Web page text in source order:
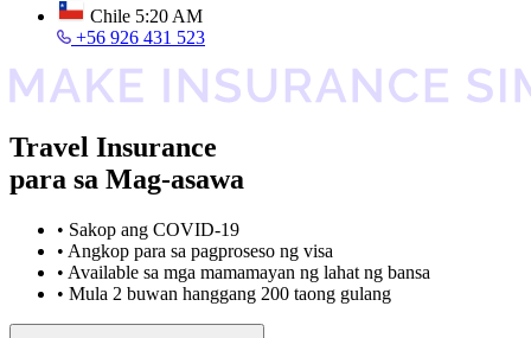
Chile 5:20 AM
+56 926 431 523
Travel Insurance
para sa Mag-asawa
• Sakop ang COVID-19
• Angkop para sa pagproseso ng visa
• Available sa mga mamamayan ng lahat ng bansa
• Mula 2 buwan hanggang 200 taong gulang